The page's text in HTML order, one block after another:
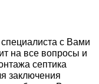
с Вами
на все вопросы и
септика
заключения